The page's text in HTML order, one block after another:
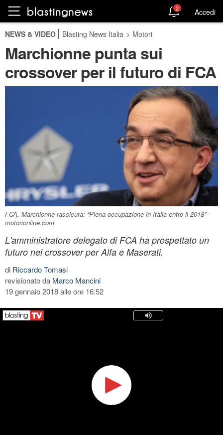
2 Accedi
NEWS & VIDEO Blasting News Italia > Motori
Marchionne punta sui
crossover per il futuro di FCA
FCA, Marchionne rassicura: “Piena occupazione in Italia entro il 2018” -
motorionline.com
L'amministratore delegato di FCA ha prospettato un
futuro nei crossover per Alfa e Maserati.
di Riccardo Tomasi
revisionato da Marco Mancini
19 gennaio 2018 alle ore 16:52